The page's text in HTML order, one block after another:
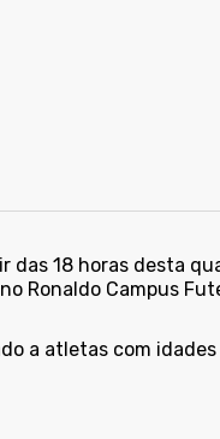
das 18 horas desta
Ronaldo Campus
a atletas com